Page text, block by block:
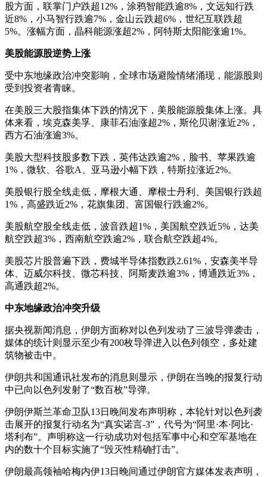
股方面，联掌门户跌超12%，涂鸦智能跌逾8%，文远知行跌
近8%，小马智行跌逾7%，金山云跌超6%，世纪互联跌超
5%。涨幅方面，晶科能源涨超2%，阿特斯太阳能涨逾1%。
美股能源股逆势上涨
受中东地缘政治冲突影响，全球市场避险情绪涌现，能源股则
受到投资者青睐。
在美股三大股指集体下跌的情况下，美股能源股集体上涨。具
体来看，埃克森美孚、康菲石油涨超2%，斯伦贝谢涨近2%，
西方石油涨逾3%。
美股大型科技股多数下跌，英伟达跌逾2%，脸书、苹果跌逾
1%，微软、谷歌A、亚马逊小幅下跌，特斯拉涨近2%。
美股银行股全线走低，摩根大通、摩根士丹利、美国银行跌超
1%，高盛跌近2%，花旗集团、富国银行跌逾2%。
美股航空股全线走低，波音跌超1%，美国航空跌近5%，达美
航空跌超3%，西南航空跌逾2%，联合航空跌超4%。
美股芯片股普遍下跌，费城半导体指数跌2.61%，安森美半导
体、迈威尔科技、微芯科技、阿斯麦跌逾3%，博通跌近3%，
高通跌超2%。
中东地缘政治冲突升级
据央视新闻消息，伊朗方面称对以色列发动了三波导弹袭击，
媒体的统计则显示至少有200枚导弹进入以色列领空，多处建
筑物被击中。
伊朗共和国通讯社发布的消息则显示，伊朗在当晚的报复行动
中已向以色列发射了“数百枚”导弹。
伊朗伊斯兰革命卫队13日晚间发布声明称，本轮针对以色列袭
击展开的报复行动名为“真实诺言-3”，代号为“阿里·本·阿比·
塔利布”。声明称这一行动成功对包括军事中心和空军基地在
内的数十个目标实施了“毁灭性精确打击”。
伊朗最高领袖哈梅内伊13日晚间通过伊朗官方媒体发表声明，